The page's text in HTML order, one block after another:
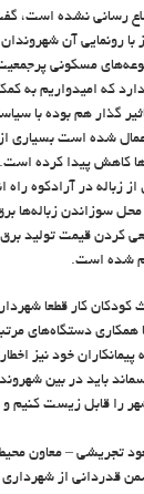
رسانی نشده است،
با رونمایی آن
مسکونی
که امیدواریم به
گذار هم بوده با
شده است بسیاری از
کاهش پیدا کرده است.
زباله در آرادکوه
از محل سوزاندن
کردن قیمت تولید
شده است.
کودکان کار قطعا
دستگاه‌های
خود نیز
باید در بین
را قابل زیست کنیم
تجریشی – معاون
قدردانی از شهرداری